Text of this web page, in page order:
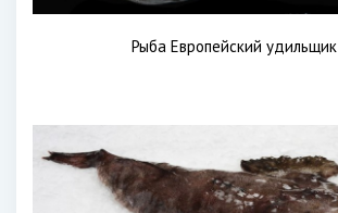
Рыба Европейский удильщик